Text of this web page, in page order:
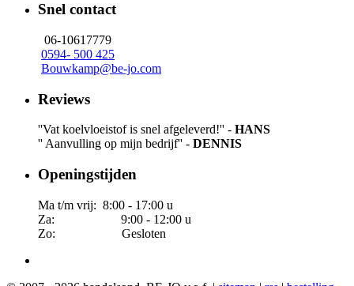
Snel contact
06-10617779
0594- 500 425
Bouwkamp@be-jo.com
Reviews
''Vat koelvloeistof is snel afgeleverd!'' - HANS
'' Aanvulling op mijn bedrijf'' - DENNIS
Openingstijden
Ma t/m vrij: 8:00 - 17:00 u
Za: 9:00 - 12:00 u
Zo: Gesloten